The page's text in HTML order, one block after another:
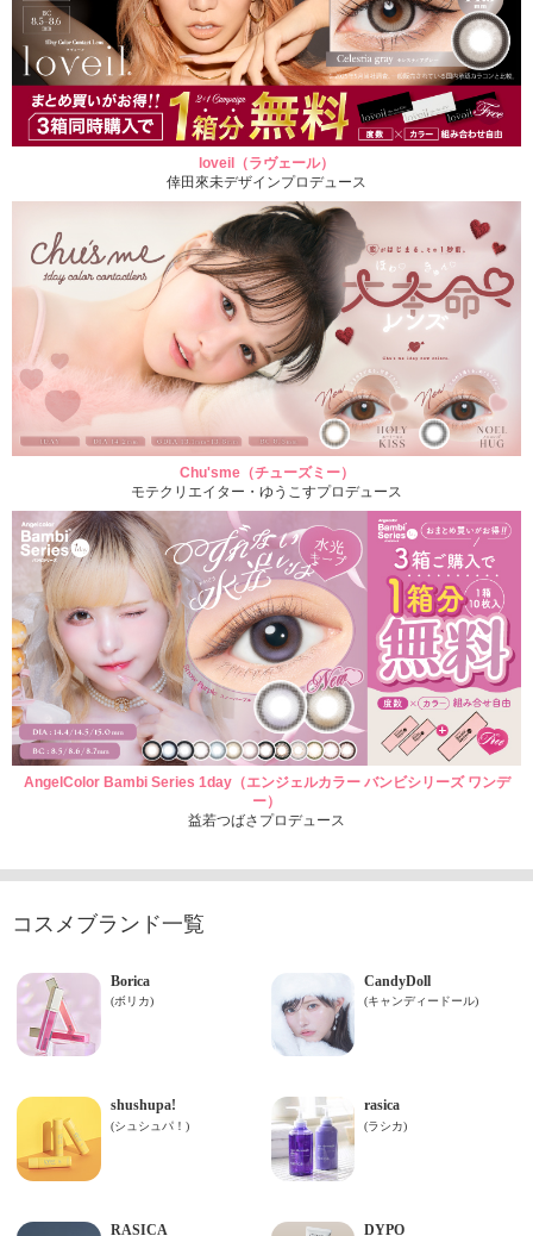
loveil（ラヴェール）
倖田來未デザインプロデュース
Chu'sme（チューズミー）
モテクリエイター・ゆうこすプロデュース
AngelColor Bambi Series 1day（エンジェルカラー バンビシリーズ ワンデ
ー）
益若つばさプロデュース
コスメブランド一覧